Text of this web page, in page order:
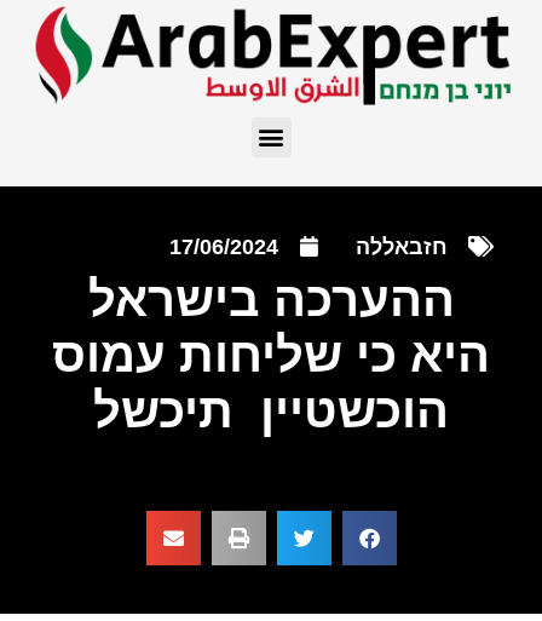
חזבאללה 17/06/2024
ההערכה בישראל
היא כי שליחות עמוס
הוכשטיין תיכשל